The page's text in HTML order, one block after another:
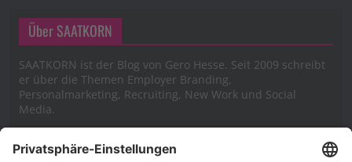
Über SAATKORN
SAATKORN ist der Blog von Gero Hesse. Seit 2009 schreibt
er über die Themen Employer Branding,
Personalmarketing, Recruiting, New Work und Social
Media.